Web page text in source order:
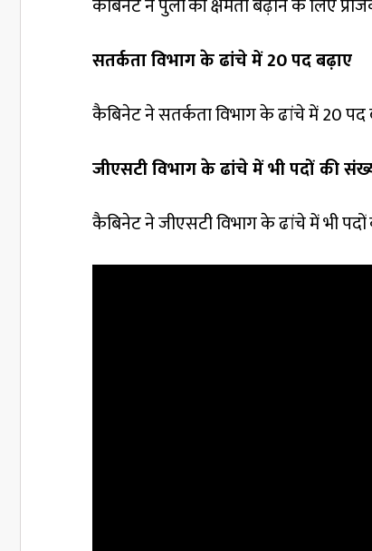
सतर्कता विभाग के ढांचे में 20 पद बढ़ाए
कैबिनेट ने सतर्कता विभाग के ढांचे में 20 पद
जीएसटी विभाग के ढांचे में भी पदों की
कैबिनेट ने जीएसटी विभाग के ढांचे में भी पदों